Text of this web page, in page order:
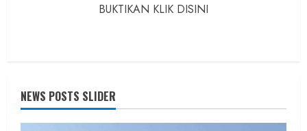
BUKTIKAN KLIK DISINI
NEWS POSTS SLIDER